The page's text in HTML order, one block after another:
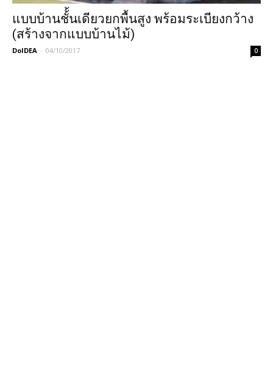
แบบบ้านชั้้นเดียวยกพื้นสูง พร้อมระเบียงกว้าง
(สร้างจากแบบบ้านไม้)
DoIDEA - 04/10/2017 0